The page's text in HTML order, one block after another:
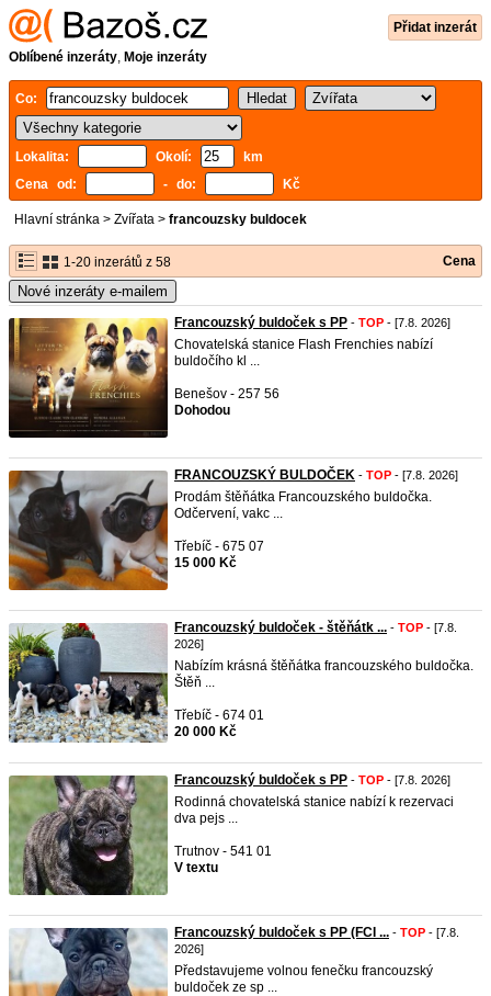
Přidat inzerát
Oblíbené inzeráty, Moje inzeráty
Co:
Lokalita: Okolí:
km
Cena od:
- do: Kč
Hlavní stránka > Zvířata > francouzsky buldocek
1-20 inzerátů z 58 Cena
Nové inzeráty e-mailem
Francouzský buldoček s PP - TOP - [7.8. 2026]
Chovatelská stanice Flash Frenchies nabízí
buldočího kl ...
Benešov - 257 56
Dohodou
FRANCOUZSKÝ BULDOČEK - TOP - [7.8. 2026]
Prodám štěňátka Francouzského buldočka.
Odčervení, vakc ...
Třebíč - 675 07
15 000 Kč
Francouzský buldoček - štěňátk ... - TOP - [7.8.
2026]
Nabízím krásná štěňátka francouzského buldočka.
Štěň ...
Třebíč - 674 01
20 000 Kč
Francouzský buldoček s PP - TOP - [7.8. 2026]
Rodinná chovatelská stanice nabízí k rezervaci
dva pejs ...
Trutnov - 541 01
V textu
Francouzský buldoček s PP (FCI ... - TOP - [7.8.
2026]
Představujeme volnou fenečku francouzský
buldoček ze sp ...